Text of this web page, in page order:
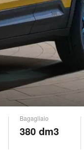
Bagagliaio
380 dm3